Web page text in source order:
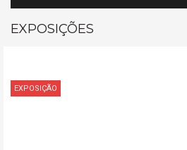
EXPOSIÇÕES
EXPOSIÇÃO